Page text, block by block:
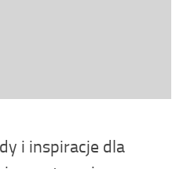
i inspiracje dla